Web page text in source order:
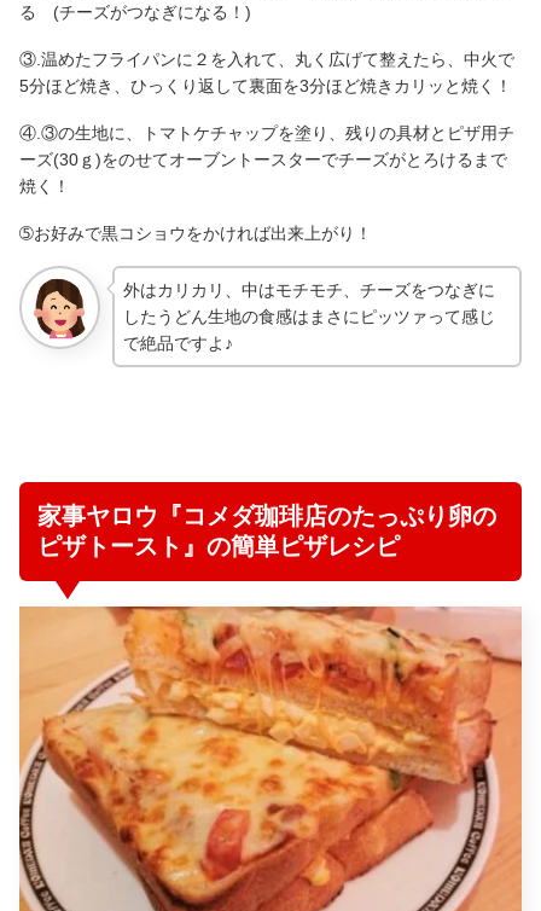
る (チーズがつなぎになる！)
③.温めたフライパンに２を入れて、丸く広げて整えたら、中火で
5分ほど焼き、ひっくり返して裏面を3分ほど焼きカリッと焼く！
④.③の生地に、トマトケチャップを塗り、残りの具材とピザ用チ
ーズ(30ｇ)をのせてオーブントースターでチーズがとろけるまで
焼く！
➄お好みで黒コショウをかければ出来上がり！
外はカリカリ、中はモチモチ、チーズをつなぎに
したうどん生地の食感はまさにピッツァって感じ
で絶品ですよ♪
家事ヤロウ『コメダ珈琲店のたっぷり卵の
ピザトースト』の簡単ピザレシピ